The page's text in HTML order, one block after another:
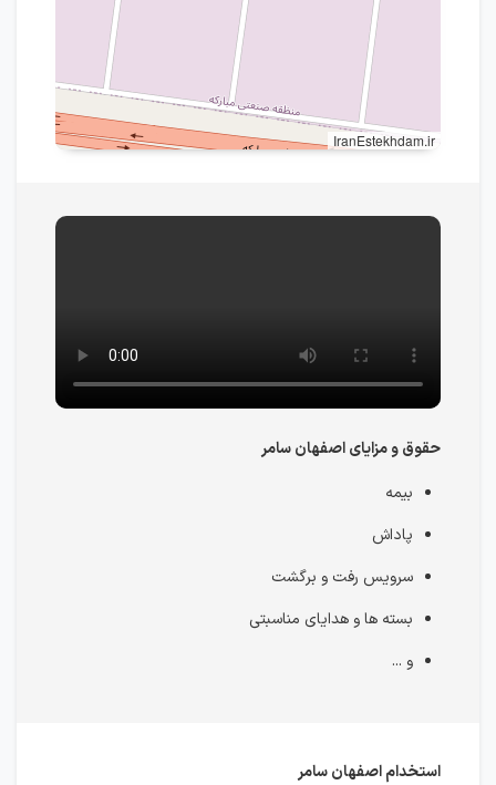
IranEstekhdam.ir
حقوق و مزایای اصفهان سامر
بیمه
پاداش
سرویس رفت و برگشت
بسته ها و هدایای مناسبتی
و ...
استخدام اصفهان سامر